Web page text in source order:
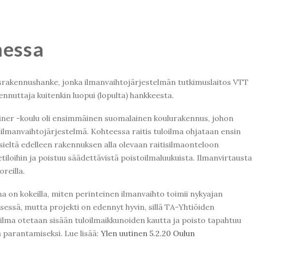
jonka ilmanvaihtojärjestelmän tutkimuslaitos VTT
kuitenkin luopui (lopulta) hankkeesta.
-koulu oli ensimmäinen suomalainen koulurakennus, johon
Kohteessa raitis tuloilma ohjataan ensin
edelleen rakennuksen alla olevaan raitisilmaonteloon
ja poistuu säädettävistä poistoilmaluukuista. Ilmanvirtausta
on kokeilla, miten perinteinen ilmanvaihto toimii nykyajan
mutta projekti on edennyt hyvin, sillä TA-Yhtiöiden
otetaan sisään tuloilmaikkunoiden kautta ja poisto tapahtuu
Lue lisää: Ylen uutinen 5.2.20 Oulun